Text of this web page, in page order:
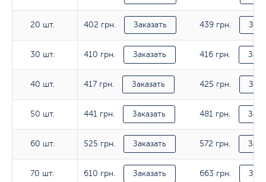
20 шт.
30 шт.
40 шт.
50 шт.
60 шт.
70 шт.
20 шт. 402 грн. Заказать 439 грн.
30 шт. 410 грн. Заказать 416 грн.
40 шт. 417 грн. Заказать 425 грн.
50 шт. 441 грн. Заказать 481 грн.
60 шт. 525 грн. Заказать 572 грн.
70 шт. 610 грн. Заказать 663 грн.